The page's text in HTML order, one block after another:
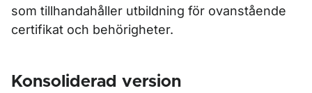
som tillhandahåller utbildning för ovanstående
certifikat och behörigheter.
Konsoliderad version